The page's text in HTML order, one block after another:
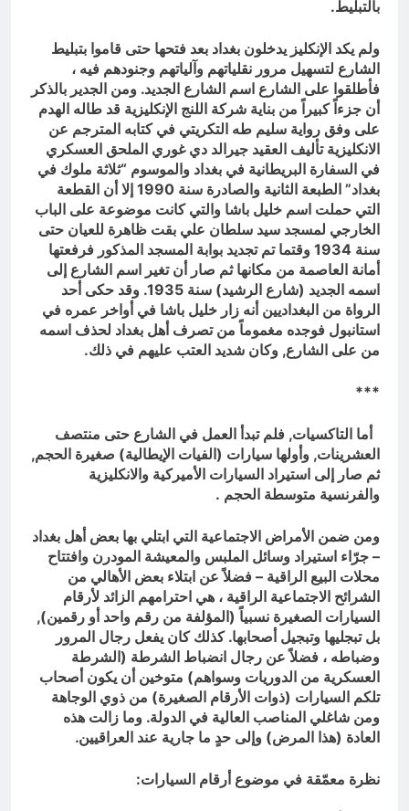
بالتبليط.
ولم يكد الإنكليز يدخلون بغداد بعد فتحها حتى قاموا بتبليط
الشارع لتسهيل مرور نقلياتهم وآلياتهم وجنودهم فيه ،
فأطلقوا على الشارع اسم الشارع الجديد. ومن الجدير بالذكر
أن جزءاً كبيراً من بناية شركة اللنج الإنكليزية قد طاله الهدم
على وفق رواية سليم طه التكريتي في كتابه المترجم عن
الانكليزية تأليف العقيد جيرالد دي غوري الملحق العسكري
في السفارة البريطانية في بغداد والموسوم “ثلاثة ملوك في
بغداد” الطبعة الثانية والصادرة سنة 1990 إلا أن القطعة
التي حملت اسم خليل باشا والتي كانت موضوعة على الباب
الخارجي لمسجد سيد سلطان علي بقت ظاهرة للعيان حتى
سنة 1934 وقتما تم تجديد بوابة المسجد المذكور فرفعتها
أمانة العاصمة من مكانها ثم صار أن تغير اسم الشارع إلى
اسمه الجديد (شارع الرشيد) سنة 1935. وقد حكى أحد
الرواة من البغداديين أنه زار خليل باشا في أواخر عمره في
استانبول فوجده مغموماً من تصرف أهل بغداد لحذف اسمه
من على الشارع, وكان شديد العتب عليهم في ذلك.
***
أما التاكسيات, فلم تبدأ العمل في الشارع حتى منتصف
العشرينات, وأولها سيارات (الفيات الإيطالية) صغيرة الحجم,
ثم صار إلى استيراد السيارات الأميركية والانكليزية
والفرنسية متوسطة الحجم .
ومن ضمن الأمراض الاجتماعية التي ابتلي بها بعض أهل بغداد
– جرّاء استيراد وسائل الملبس والمعيشة المودرن وافتتاح
محلات البيع الراقية – فضلاً عن ابتلاء بعض الأهالي من
الشرائح الاجتماعية الراقية ، هي احترامهم الزائد لأرقام
السيارات الصغيرة نسبياً (المؤلفة من رقم واحد أو رقمين),
بل تبجليها وتبجيل أصحابها. كذلك كان يفعل رجال المرور
وضباطه ، فضلاً عن رجال انضباط الشرطة (الشرطة
العسكرية من الدوريات وسواهم) متوخين أن يكون أصحاب
تلكم السيارات (ذوات الأرقام الصغيرة) من ذوي الوجاهة
ومن شاغلي المناصب العالية في الدولة. وما زالت هذه
العادة (هذا المرض) وإلى حدٍ ما جارية عند العراقيين.
نظرة معمّقة في موضوع أرقام السيارات: